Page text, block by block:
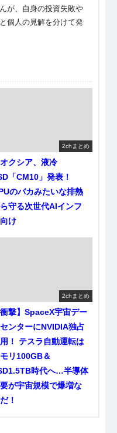
が、自身の投資失敗や
個人の見解を分けて発
2chまとめ
クシア、液冷
「CM10」発表！
のバカみたいな排熱
守る次世代AIインフ
け
2chまとめ
衝撃】SpaceX宇宙デー
ンターにNVIDIA独占
！ テスラ自動運転は
リ100GB＆
時代へ…半導体
が宇宙規模で爆増な
！